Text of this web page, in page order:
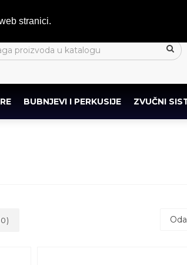
stranici.
BUBNJEVI I PERKUSIJE ZVUČNI